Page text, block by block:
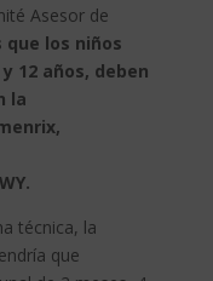
Asesor de
que los niños
12 años, deben
la
técnica, la
que